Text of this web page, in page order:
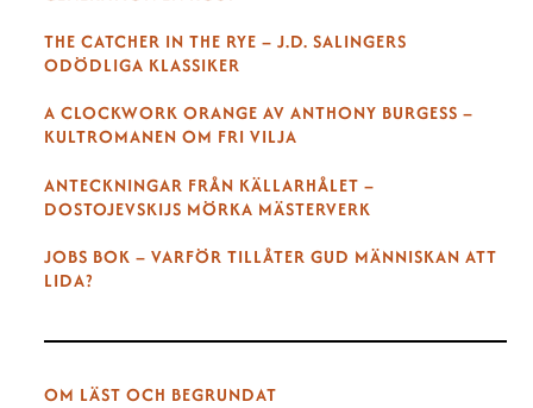
THE CATCHER IN THE RYE – J.D. SALINGERS
ODÖDLIGA KLASSIKER
A CLOCKWORK ORANGE AV ANTHONY BURGESS –
KULTROMANEN OM FRI VILJA
ANTECKNINGAR FRÅN KÄLLARHÅLET –
DOSTOJEVSKIJS MÖRKA MÄSTERVERK
JOBS BOK – VARFÖR TILLÅTER GUD MÄNNISKAN ATT
LIDA?
OM LÄST OCH BEGRUNDAT